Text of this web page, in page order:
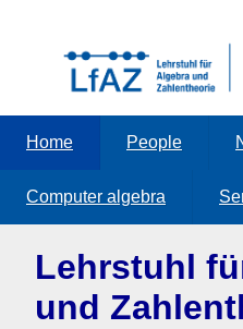
Home People
Computer algebra
Lehrstuhl
und